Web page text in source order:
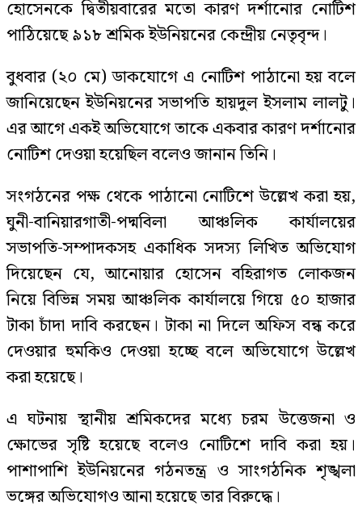
হোসেনকে দ্বিতীয়বারের মতো কারণ দর্শানোর নোটিশ
পাঠিয়েছে ৯১৮ শ্রমিক ইউনিয়নের কেন্দ্রীয় নেতৃবৃন্দ।
বুধবার (২০ মে) ডাকযোগে এ নোটিশ পাঠানো হয় বলে
জানিয়েছেন ইউনিয়নের সভাপতি হায়দুল ইসলাম লালটু।
এর আগে একই অভিযোগে তাকে একবার কারণ দর্শানোর
নোটিশ দেওয়া হয়েছিল বলেও জানান তিনি।
সংগঠনের পক্ষ থেকে পাঠানো নোটিশে উল্লেখ করা হয়,
ঘুনী-বানিয়ারগাতী-পদ্মবিলা আঞ্চলিক কার্যালয়ের
সভাপতি-সম্পাদকসহ একাধিক সদস্য লিখিত অভিযোগ
দিয়েছেন যে, আনোয়ার হোসেন বহিরাগত লোকজন
নিয়ে বিভিন্ন সময় আঞ্চলিক কার্যালয়ে গিয়ে ৫০ হাজার
টাকা চাঁদা দাবি করছেন। টাকা না দিলে অফিস বন্ধ করে
দেওয়ার হুমকিও দেওয়া হচ্ছে বলে অভিযোগে উল্লেখ
করা হয়েছে।
এ ঘটনায় স্থানীয় শ্রমিকদের মধ্যে চরম উত্তেজনা ও
ক্ষোভের সৃষ্টি হয়েছে বলেও নোটিশে দাবি করা হয়।
পাশাপাশি ইউনিয়নের গঠনতন্ত্র ও সাংগঠনিক শৃঙ্খলা
ভঙ্গের অভিযোগও আনা হয়েছে তার বিরুদ্ধে।